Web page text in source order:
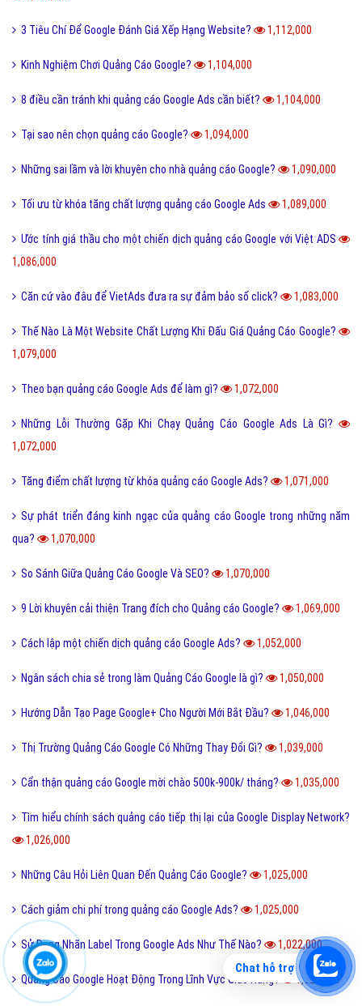
3 Tiêu Chí Để Google Đánh Giá Xếp Hạng Website? 1,112,000
Kinh Nghiệm Chơi Quảng Cáo Google? 1,104,000
8 điều cần tránh khi quảng cáo Google Ads cần biết? 1,104,000
Tại sao nên chọn quảng cáo Google? 1,094,000
Những sai lầm và lời khuyên cho nhà quảng cáo Google? 1,090,000
Tối ưu từ khóa tăng chất lượng quảng cáo Google Ads 1,089,000
Ước tính giá thầu cho một chiến dịch quảng cáo Google với Việt ADS
1,086,000
Căn cứ vào đâu để VietAds đưa ra sự đảm bảo số click? 1,083,000
Thế Nào Là Một Website Chất Lượng Khi Đấu Giá Quảng Cáo Google?
1,079,000
Theo bạn quảng cáo Google Ads để làm gì? 1,072,000
Những Lỗi Thường Gặp Khi Chạy Quảng Cáo Google Ads Là Gì?
1,072,000
Tăng điểm chất lượng từ khóa quảng cáo Google Ads? 1,071,000
Sự phát triển đáng kinh ngạc của quảng cáo Google trong những năm
qua?
1,070,000
So Sánh Giữa Quảng Cáo Google Và SEO? 1,070,000
9 Lời khuyên cải thiện Trang đích cho Quảng cáo Google? 1,069,000
Cách lập một chiến dịch quảng cáo Google Ads? 1,052,000
Ngân sách chia sẻ trong làm Quảng Cáo Google là gì? 1,050,000
Hướng Dẫn Tạo Page Google+ Cho Người Mới Bắt Đầu? 1,046,000
Thị Trường Quảng Cáo Google Có Những Thay Đổi Gì? 1,039,000
Cẩn thận quảng cáo Google mời chào 500k-900k/ tháng? 1,035,000
Tìm hiểu chính sách quảng cáo tiếp thị lại của Google Display Network?
1,026,000
Những Câu Hỏi Liên Quan Đến Quảng Cáo Google? 1,025,000
Cách giảm chi phí trong quảng cáo Google Ads? 1,025,000
Sử Dụng Nhãn Label Trong Google Ads Như Thế Nào? 1,022,000
Quảng Cáo Google Hoạt Động Trong Lĩnh Vực Giao Hàng? 1,021,000
Chat hỗ trợ